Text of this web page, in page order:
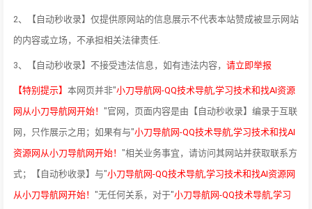
2、【自动秒收录】仅提供原网站的信息展示不代表本站赞成被显示网站
的内容或立场，不承担相关法律责任.
3、【自动秒收录】不接受违法信息，如有违法内容， 请立即举报
【特别提示】 本网页并非"小刀导航网-QQ技术导航,学习技术和找AI资源
网从小刀导航网开始！ "官网，页面内容是由【自动秒收录】编录于互联
网，只作展示之用；如果有与"小刀导航网-QQ技术导航,学习技术和找AI
资源网从小刀导航网开始！ "相关业务事宜，请访问其网站并获取联系方
式；【自动秒收录】与"小刀导航网-QQ技术导航,学习技术和找AI资源网
从小刀导航网开始！ "无任何关系，对于"小刀导航网-QQ技术导航,学习